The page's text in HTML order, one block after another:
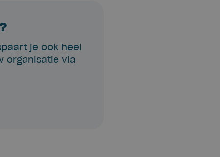
je ook heel
organisatie via